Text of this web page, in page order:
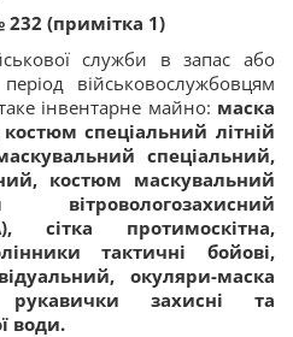
(примітка 1)
служби в запас або
військовослужбовцям
інвентарне майно: маска
спеціальний літній
спеціальний,
костюм маскувальний
сітка протимоскітна,
тактичні бойові,
окуляри-маска
рукавички захисні та
води.